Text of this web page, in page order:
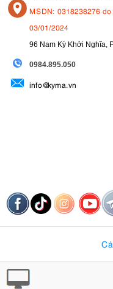
MSDN: 0318238276
03/01/2024
96 Nam Kỳ Khởi Nghĩa,
0984.895.050
info@kyma.vn